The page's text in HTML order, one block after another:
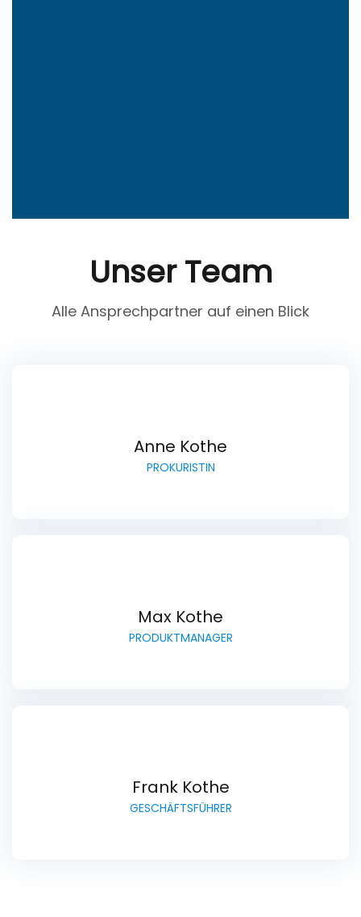
Unser Team
Alle Ansprechpartner auf einen Blick
Anne Kothe
PROKURISTIN
Max Kothe
PRODUKTMANAGER
Frank Kothe
GESCHÄFTSFÜHRER